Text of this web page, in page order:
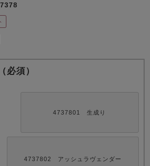
ルズ
グ
必須）
4737801 生成り
4737802 アッシュラヴェンダー